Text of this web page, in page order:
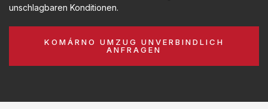
unschlagbaren Konditionen.
KOMÁRNO UMZUG UNVERBINDLICH
ANFRAGEN